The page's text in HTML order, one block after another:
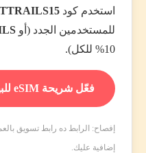
استخدم كود
للمستخدمين الجدد (أو
10% للكل).
فعّل شريحة eSIM للبيرو
إفصاح: الرابط ده رابط تسويق
إضافية عليك.